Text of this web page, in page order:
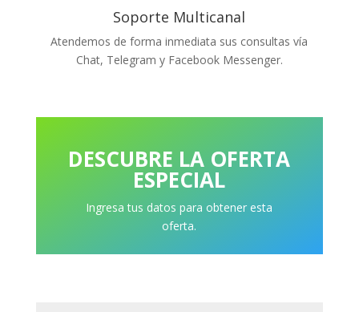
Soporte Multicanal
Atendemos de forma inmediata sus consultas vía
Chat, Telegram y Facebook Messenger.
DESCUBRE LA OFERTA
ESPECIAL
Ingresa tus datos para obtener esta
oferta.